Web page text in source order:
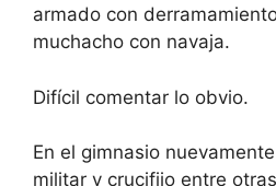
armado con
muchacho con navaja.
Difícil comentar lo obvio.
En el gimnasio
militar y crucifijo entre